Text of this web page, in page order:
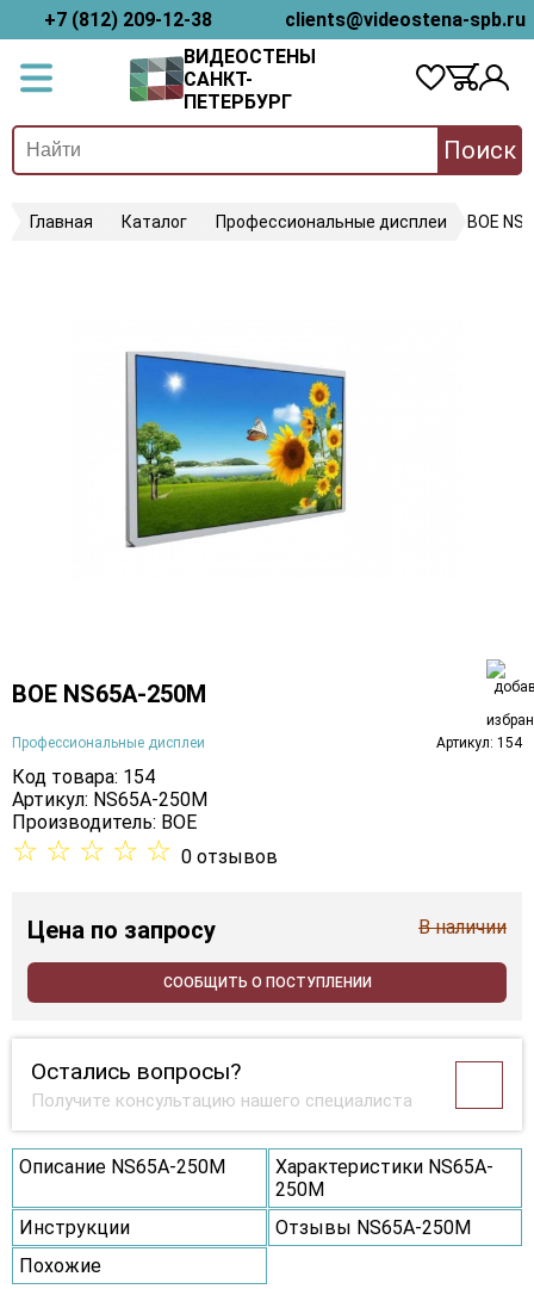
+7 (812) 209-12-38
clients@videostena-spb.ru
ВИДЕОСТЕНЫ
САНКТ-
ПЕТЕРБУРГ
Поиск
Главная Каталог Профессиональные дисплеи BOE
BOE NS65A-250M
Профессиональные дисплеи Артикул: 154
Код товара: 154
Артикул: NS65A-250M
Производитель: BOE
☆ ☆ ☆ ☆ ☆ 0 отзывов
Цена по запросу В наличии
СООБЩИТЬ О ПОСТУПЛЕНИИ
Остались вопросы?
Получите консультацию нашего специалиста
Описание NS65A-250M
Характеристики NS65A-
250M
Инструкции
Отзывы NS65A-250M
Похожие